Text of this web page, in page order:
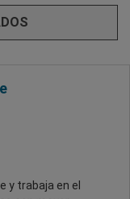
y trabaja en el